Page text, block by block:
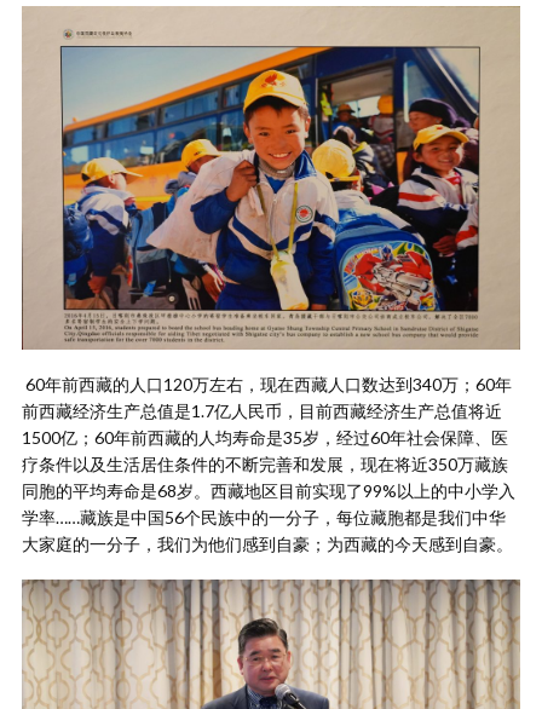
60年前西藏的人口120万左右，现在西藏人口数达到340万；60年
前西藏经济生产总值是1.7亿人民币，目前西藏经济生产总值将近
1500亿；60年前西藏的人均寿命是35岁，经过60年社会保障、医
疗条件以及生活居住条件的不断完善和发展，现在将近350万藏族
同胞的平均寿命是68岁。西藏地区目前实现了99%以上的中小学入
学率……藏族是中国56个民族中的一分子，每位藏胞都是我们中华
大家庭的一分子，我们为他们感到自豪；为西藏的今天感到自豪。